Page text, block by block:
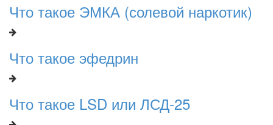
Что такое ЭМКА (солевой наркотик)
Что такое эфедрин
Что такое LSD или ЛСД-25